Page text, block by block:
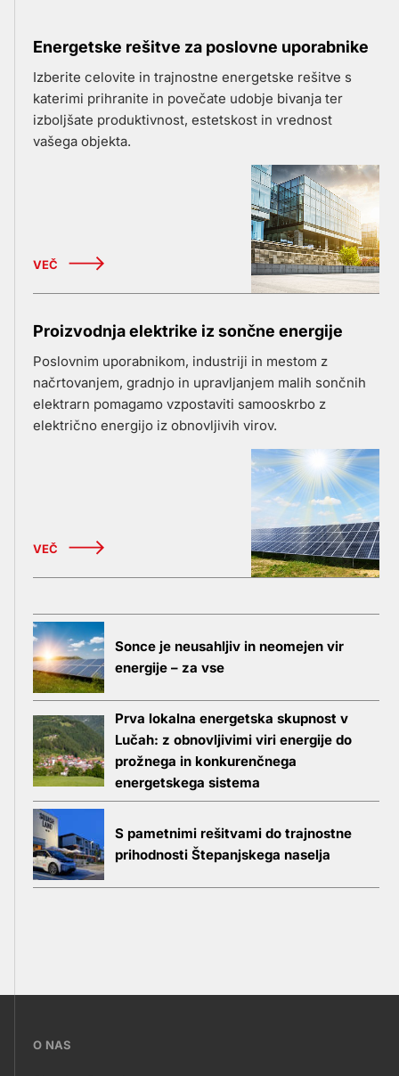
Energetske rešitve za poslovne uporabnike
Izberite celovite in trajnostne energetske rešitve s
katerimi prihranite in povečate udobje bivanja ter
izboljšate produktivnost, estetskost in vrednost
vašega objekta.
VEČ
Proizvodnja elektrike iz sončne energije
Poslovnim uporabnikom, industriji in mestom z
načrtovanjem, gradnjo in upravljanjem malih sončnih
elektrarn pomagamo vzpostaviti samooskrbo z
električno energijo iz obnovljivih virov.
VEČ
Sonce je neusahljiv in neomejen vir
energije – za vse
Prva lokalna energetska skupnost v
Lučah: z obnovljivimi viri energije do
prožnega in konkurenčnega
energetskega sistema
S pametnimi rešitvami do trajnostne
prihodnosti Štepanjskega naselja
???O NAS